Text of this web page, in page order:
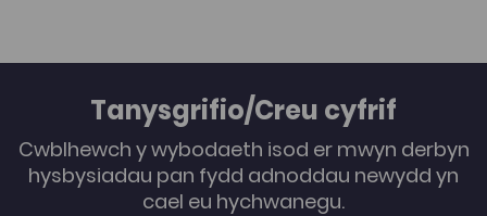
Tanysgrifio/Creu cyfrif
Cwblhewch y wybodaeth isod er mwyn derbyn
hysbysiadau pan fydd adnoddau newydd yn
cael eu hychwanegu.